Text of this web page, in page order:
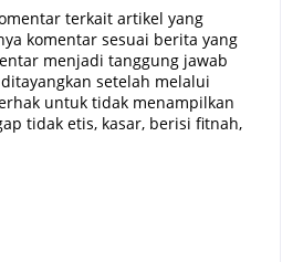
terkait artikel yang
komentar sesuai berita yang
menjadi tanggung jawab
setelah melalui
untuk tidak menampilkan
tidak etis, kasar, berisi fitnah,